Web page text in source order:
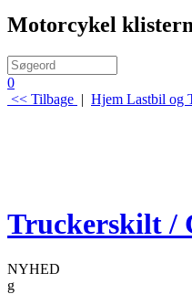
Motorcykel
0
<< Tilbage | Hjem Lastbil og
Truckerskilt /
NYHED
g